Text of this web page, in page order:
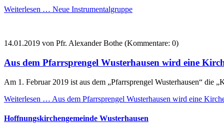
Weiterlesen … Neue Instrumentalgruppe
14.01.2019 von Pfr. Alexander Bothe (Kommentare: 0)
Aus dem Pfarrsprengel Wusterhausen wird eine
Am 1. Februar 2019 ist aus dem „Pfarrsprengel Wusterhausen“ die
Weiterlesen … Aus dem Pfarrsprengel Wusterhausen wird eine
Hoffnungskirchengemeinde Wusterhausen